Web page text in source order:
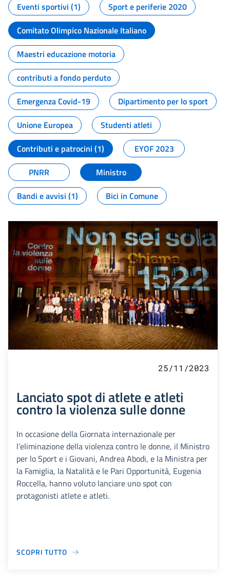
Eventi sportivi (1)
Sport e periferie 2020
Comitato Olimpico Nazionale Italiano
Maestri educazione motoria
contributi a fondo perduto
Emergenza Covid-19
Dipartimento per lo sport
Unione Europea
Studenti atleti
Contributi e patrocini (1)
EYOF 2023
PNRR
Ministro
Bandi e avvisi (1)
Bici in Comune
25/11/2023
Lanciato spot di atlete e atleti
contro la violenza sulle donne
In occasione della Giornata internazionale per
l’eliminazione della violenza contro le donne, il Ministro
per lo Sport e i Giovani, Andrea Abodi, e la Ministra per
la Famiglia, la Natalità e le Pari Opportunità, Eugenia
Roccella, hanno voluto lanciare uno spot con
protagonisti atlete e atleti.
SCOPRI TUTTO